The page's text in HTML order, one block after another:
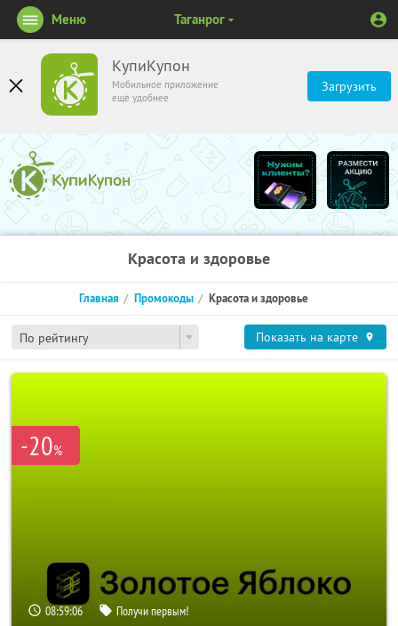
КупиКупон
Мобильное приложение
ещё удобнее
Загрузить
Меню Таганрог
Красота и здоровье
По рейтингу
Главная Промокоды Красота и здоровье
Показать на карте
-20%
08:59:05 Получи первым!